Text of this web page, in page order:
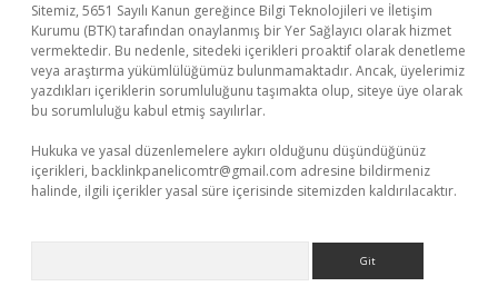
Sitemiz, 5651 Sayılı Kanun gereğince Bilgi Teknolojileri ve İletişim
Kurumu (BTK) tarafından onaylanmış bir Yer Sağlayıcı olarak hizmet
vermektedir. Bu nedenle, sitedeki içerikleri proaktif olarak denetleme
veya araştırma yükümlülüğümüz bulunmamaktadır. Ancak, üyelerimiz
yazdıkları içeriklerin sorumluluğunu taşımakta olup, siteye üye olarak
bu sorumluluğu kabul etmiş sayılırlar.
Hukuka ve yasal düzenlemelere aykırı olduğunu düşündüğünüz
içerikleri, backlinkpanelicomtr@gmail.com adresine bildirmeniz
halinde, ilgili içerikler yasal süre içerisinde sitemizden kaldırılacaktır.